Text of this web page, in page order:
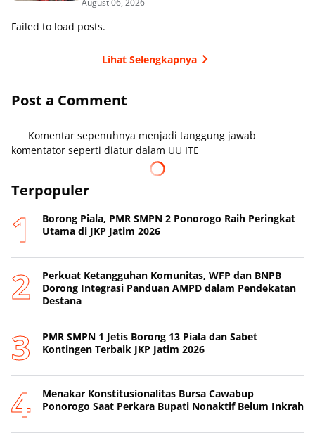
August 06, 2026
Failed to load posts.
Lihat Selengkapnya
Post a Comment
Komentar sepenuhnya menjadi tanggung jawab
komentator seperti diatur dalam UU ITE
Terpopuler
Borong Piala, PMR SMPN 2 Ponorogo Raih Peringkat
Utama di JKP Jatim 2026
Perkuat Ketangguhan Komunitas, WFP dan BNPB
Dorong Integrasi Panduan AMPD dalam Pendekatan
Destana
PMR SMPN 1 Jetis Borong 13 Piala dan Sabet
Kontingen Terbaik JKP Jatim 2026
Menakar Konstitusionalitas Bursa Cawabup
Ponorogo Saat Perkara Bupati Nonaktif Belum Inkrah